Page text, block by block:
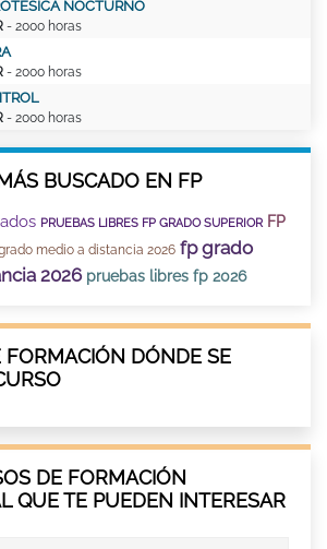
NOCTURNO
- 2000 horas
- 2000 horas
- 2000 horas
BUSCADO EN FP
PRUEBAS LIBRES FP GRADO SUPERIOR FP
medio a distancia 2026 fp grado
2026 pruebas libres fp 2026
FORMACIÓN DÓNDE SE
DE FORMACIÓN
QUE TE PUEDEN INTERESAR